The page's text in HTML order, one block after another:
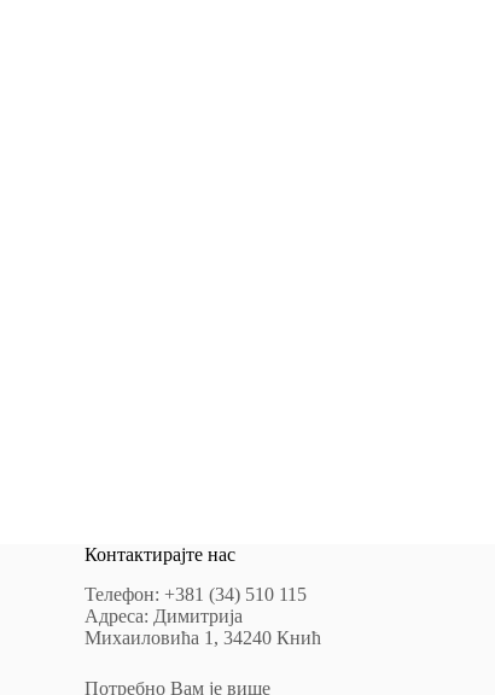
Контактирајте нас
Телефон: +381 (34) 510 115
Адреса: Димитрија
Михаиловића 1, 34240 Кнић
Потребно Вам је више